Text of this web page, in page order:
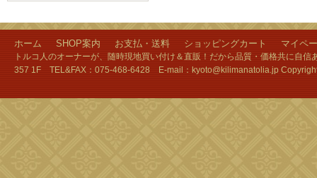
ホーム SHOP案内 お支払・送料 ショッピングカート マイペ
トルコ人のオーナーが、随時現地買い付け＆直販！だから品質・価格共に自
357 1F TEL&FAX：075-468-6428 E-mail：kyoto@kilimanatolia.jp